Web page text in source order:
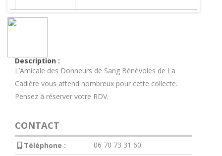
Description :
L’Amicale des Donneurs de Sang Bénévoles de La
Cadière vous attend nombreux pour cette collecte.
Pensez à réserver votre RDV.
CONTACT
Téléphone :
06 70 73 31 60